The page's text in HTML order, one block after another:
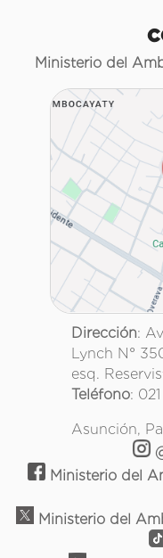
Ministerio del
Dirección:
Lynch N°
esq.
Teléfono:
Asunción,
Ministerio del
Ministerio del